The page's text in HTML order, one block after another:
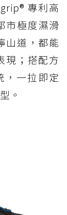
專利高
市極度濕滑
山道，都能
現；搭配方
一拉即定
。